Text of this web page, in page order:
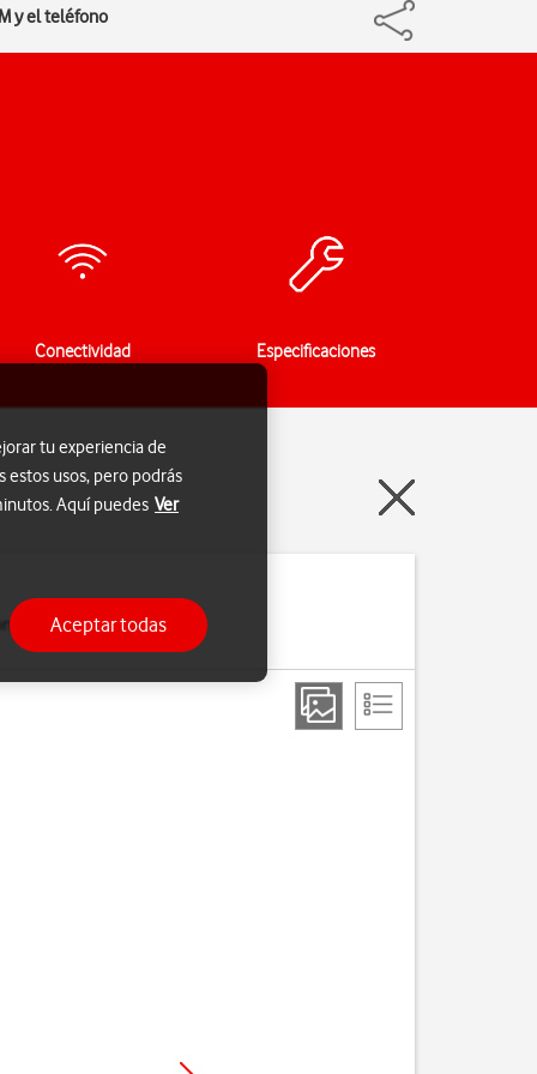
y el teléfono
Conectividad Especificaciones
cuando cambias
tu experiencia de
estos usos, pero podrás
Aquí puedes Ver
Aceptar todas